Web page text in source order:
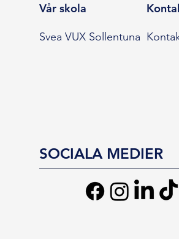
Vår skola
Svea VUX Sollentuna
SOCIALA MEDIER